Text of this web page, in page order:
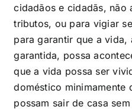
cidadãos e cidadãs, não
tributos, ou para vigiar
para garantir que a vida,
garantida, possa
que a vida possa ser
doméstico minimamente
possam sair de casa